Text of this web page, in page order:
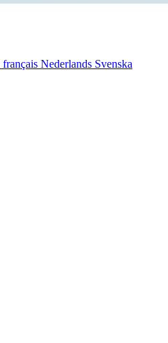
français Nederlands Svenska